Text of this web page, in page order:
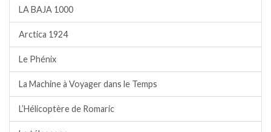
LA BAJA 1000
Arctica 1924
Le Phénix
La Machine à Voyager dans le Temps
L’Hélicoptère de Romaric